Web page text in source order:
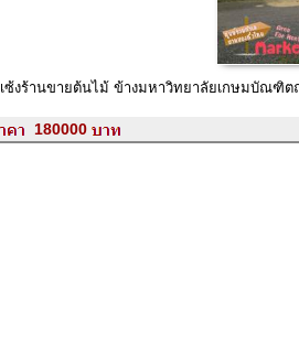
เซ้งร้านขายต้นไม้ ข้างมหาวิทยาลัยเกษมบัณฑิต
180000